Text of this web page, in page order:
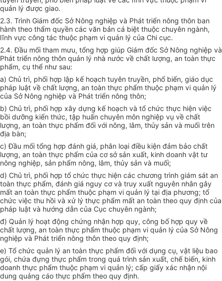
quản lý được giao.
2.3. Trình Giám đốc Sở Nông nghiệp và Phát triển nông thôn ban
hành theo thẩm quyền các văn bản cá biệt thuộc chuyên ngành,
lĩnh vực công tác thuộc phạm vi quản lý của Chi cục.
2.4. Đầu mối tham mưu, tổng hợp giúp Giám đốc Sở Nông nghiệp và
Phát triển nông thôn quản lý nhà nước về chất lượng, an toàn thực
phẩm, cụ thể như sau:
a) Chủ trì, phối hợp lập kế hoạch tuyên truyền, phổ biến, giáo dục
pháp luật về chất lượng, an toàn thực phẩm thuộc phạm vi quản lý
của Sở Nông nghiệp và Phát triển nông thôn;
b) Chủ trì, phối hợp xây dựng kế hoạch và tổ chức thực hiện việc
bồi dưỡng kiến thức, tập huấn chuyên môn nghiệp vụ về chất
lượng, an toàn thực phẩm đối với nông, lâm, thủy sản và muối trên
địa bàn;
c) Đầu mối tổng hợp đánh giá, phân loại điều kiện đảm bảo chất
lượng, an toàn thực phẩm của cơ sở sản xuất, kinh doanh vật tư
nông nghiệp, sản phẩm nông, lâm, thủy sản và muối;
d) Chủ trì, phối hợp tổ chức thực hiện các chương trình giám sát an
toàn thực phẩm, đánh giá nguy cơ và truy xuất nguyên nhân gây
mất an toàn thực phẩm thuộc phạm vi quản lý tại địa phương; tổ
chức việc thu hồi và xử lý thực phẩm mất an toàn theo quy định của
pháp luật và hướng dẫn của Cục chuyên ngành;
đ) Quản lý hoạt động chứng nhận hợp quy, công bố hợp quy về
chất lượng, an toàn thực phẩm thuộc phạm vi quản lý của Sở Nông
nghiệp và Phát triển nông thôn theo quy định;
e) Tổ chức quản lý an toàn thực phẩm đối với dụng cụ, vật liệu bao
gói, chứa đựng thực phẩm trong quá trình sản xuất, chế biến, kinh
doanh thực phẩm thuộc phạm vi quản lý; cấp giấy xác nhận nội
dung quảng cáo thực phẩm theo quy định.